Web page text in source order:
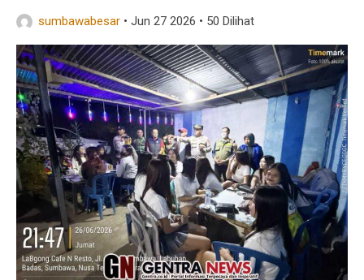
sumbawabesar • Jun 27 2026 • 50 Dilihat